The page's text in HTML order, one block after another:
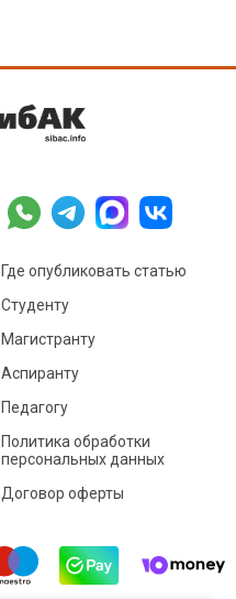
Где опубликовать статью
Студенту
Магистранту
Аспиранту
Педагогу
Политика обработки
персональных данных
Договор оферты